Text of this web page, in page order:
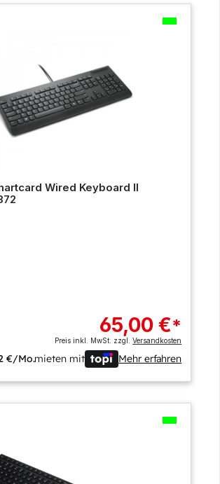
Wired Keyboard II
65,00 €*
Preis inkl. MwSt. zzgl.Versandkosten
€/Mo.mieten mit Mehr erfahren